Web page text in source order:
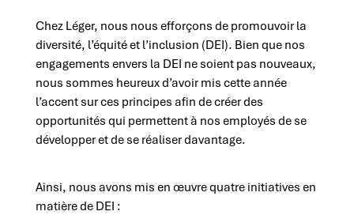
Chez Léger, nous nous efforçons de promouvoir la
diversité, l’équité et l’inclusion (DEI). Bien que nos
engagements envers la DEI ne soient pas nouveaux,
nous sommes heureux d’avoir mis cette année
l’accent sur ces principes afin de créer des
opportunités qui permettent à nos employés de se
développer et de se réaliser davantage.
Ainsi, nous avons mis en œuvre quatre initiatives en
matière de DEI :